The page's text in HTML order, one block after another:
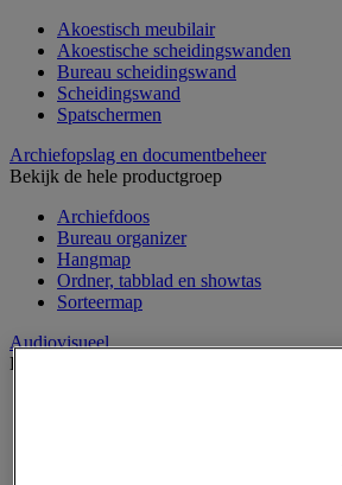
Akoestisch meubilair
Akoestische scheidingswanden
Bureau scheidingswand
Scheidingswand
Spatschermen
Archiefopslag en documentbeheer
Bekijk de hele productgroep
Archiefdoos
Bureau organizer
Hangmap
Ordner, tabblad en showtas
Sorteermap
Audiovisueel
Bekijk de hele productgroep
Fotocamera, videocamera en